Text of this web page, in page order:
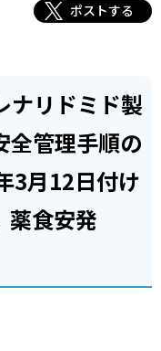
ポストする
ナリドミド製
全管理手順の
3月12日付け
薬食安発